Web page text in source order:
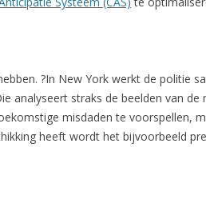
?In New York werkt de politie
analyseert straks de beelden van
misdaden te voorspellen,
heeft wordt het bijvoorbeeld